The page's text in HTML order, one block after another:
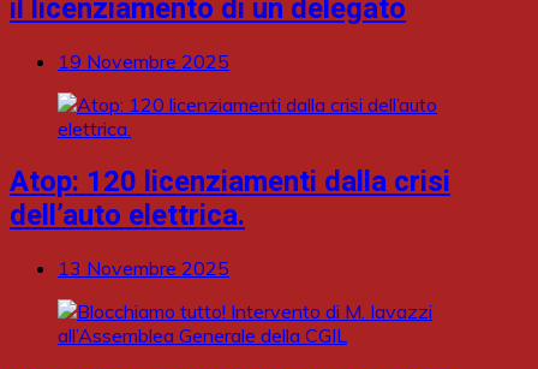
il licenziamento di un delegato
19 Novembre 2025
Atop: 120 licenziamenti dalla crisi
dell’auto elettrica.
13 Novembre 2025